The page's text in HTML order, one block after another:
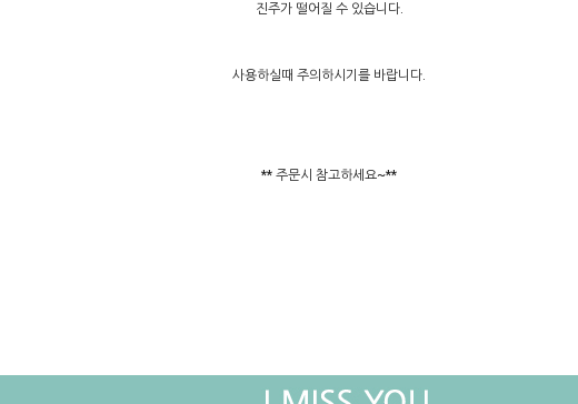
진주가 떨어질 수 있습니다.
사용하실때 주의하시기를 바랍니다.
** 주문시 참고하세요~**